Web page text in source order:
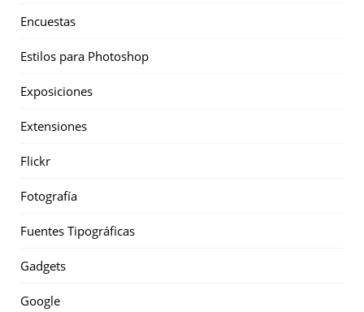
Encuestas
Estilos para Photoshop
Exposiciones
Extensiones
Flickr
Fotografía
Fuentes Tipográficas
Gadgets
Google